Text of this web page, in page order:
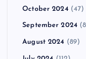
October 2024 (47)
September 2024
August 2024 (89)